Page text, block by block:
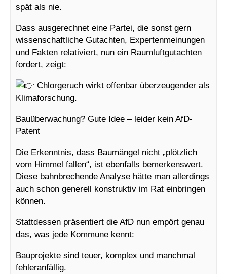
spät als nie.
Dass ausgerechnet eine Partei, die sonst gern
wissenschaftliche Gutachten, Expertenmeinungen
und Fakten relativiert, nun ein Raumluftgutachten
fordert, zeigt:
Chlorgeruch wirkt offenbar überzeugender als
Klimaforschung.
Bauüberwachung? Gute Idee – leider kein AfD-
Patent
Die Erkenntnis, dass Baumängel nicht „plötzlich
vom Himmel fallen“, ist ebenfalls bemerkenswert.
Diese bahnbrechende Analyse hätte man allerdings
auch schon generell konstruktiv im Rat einbringen
können.
Stattdessen präsentiert die AfD nun empört genau
das, was jede Kommune kennt:
Bauprojekte sind teuer, komplex und manchmal
fehleranfällig.